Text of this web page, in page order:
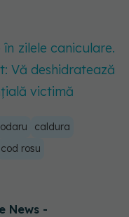
zilele caniculare.
Vă deshidratează
victimă
caldura
cod rosu
News -